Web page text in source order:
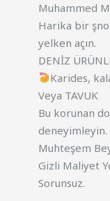
Muhammed
Harika bir
yelken açın.
DENİZ
Karides,
Veya TAVUK
Bu korunan
deneyimleyin.
Muhteşem
Gizli Maliyet
Sorunsuz.